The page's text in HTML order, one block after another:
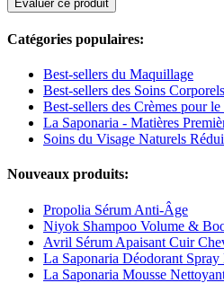
Evaluer ce produit
Catégories populaires:
Best-sellers du Maquillage
Best-sellers des Soins Corporels
Best-sellers des Crèmes pour
La Saponaria - Matières
Soins du Visage Naturels
Nouveaux produits:
Propolia Sérum Anti-Âge
Niyok Shampoo Volume &
Avril Sérum Apaisant Cuir
La Saponaria Déodorant Spray
La Saponaria Mousse